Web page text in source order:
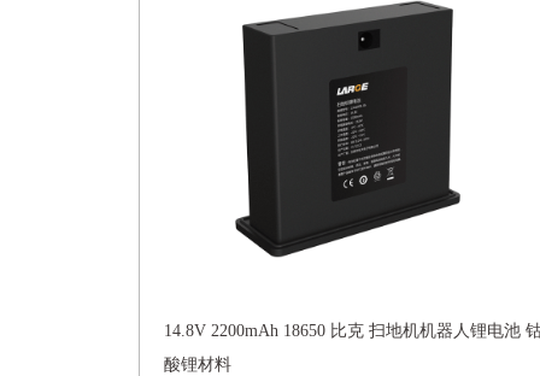
14.8V 2200mAh 18650 比克 扫地机机器人锂电池
酸锂材料